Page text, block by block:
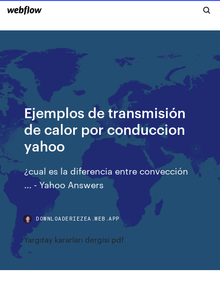
Ejemplos de transmisión
de calor por conduccion
yahoo
¿cual es la diferencia entre convección
... - Yahoo Answers
DOWNLOADERIEZEA.WEB.APP
Yargıtay kararları dergisi pdf